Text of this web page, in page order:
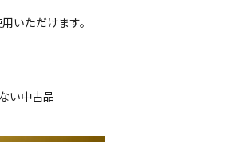
いただけます。
い中古品